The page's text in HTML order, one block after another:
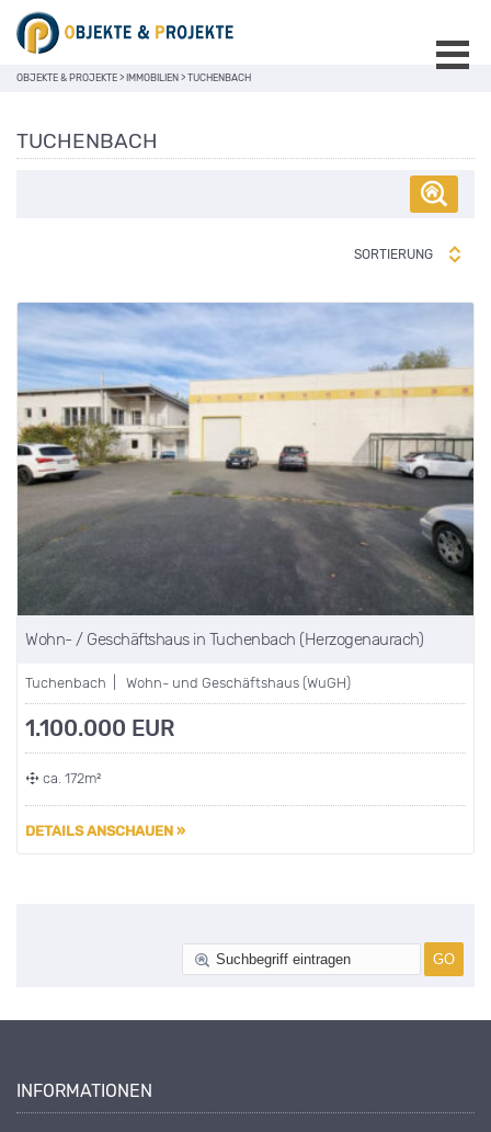
OBJEKTE & PROJEKTE > IMMOBILIEN > TUCHENBACH
TUCHENBACH
SORTIERUNG
Wohn- / Geschäftshaus in Tuchenbach (Herzogenaurach)
Tuchenbach | Wohn- und Geschäftshaus (WuGH)
1.100.000 EUR
ca. 172m²
DETAILS ANSCHAUEN »
INFORMATIONEN